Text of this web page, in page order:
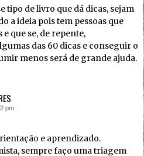
tipo de livro que dá dicas, sejam
a ideia pois tem pessoas que
que se, de repente,
das 60 dicas e conseguir o
menos será de grande ajuda.
pm
e aprendizado.
sempre faço uma triagem